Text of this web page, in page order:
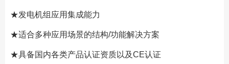
★发电机组应用集成能力
★适合多种应用场景的结构/功能解决方案
★具备国内各类产品认证资质以及CE认证